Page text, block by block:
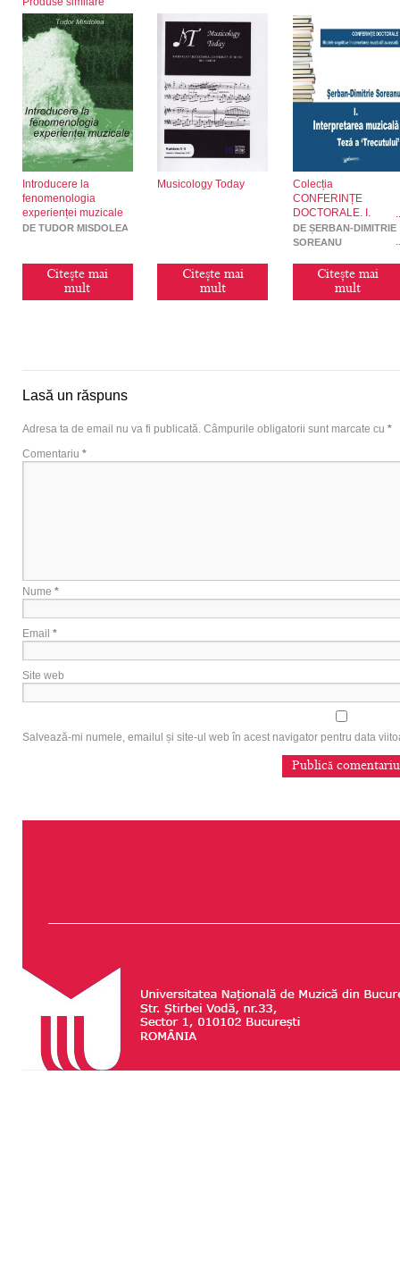
Introducere la
fenomenologia
experienței muzicale
DE TUDOR MISDOLEA
Citește mai
mult
Musicology Today
Citește mai
mult
Colecția
CONFERINȚE
DOCTORALE. I.
Interpretarea
– Teză a „Trecutului”
DE ȘERBAN-DIMITRIE
SOREANU
Citește mai
mult
Lasă un răspuns
Adresa ta de email nu va fi publicată. Câmpurile obligatorii sunt marcate cu *
Comentariu *
Nume *
Email *
Site web
Salvează-mi numele, emailul și site-ul web în acest navigator pentru data